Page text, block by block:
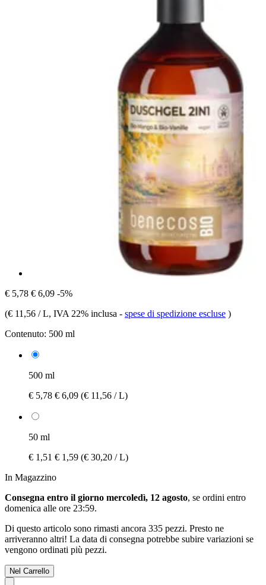
€ 5,78 € 6,09 -5%
(€ 11,56 / L, IVA 22% inclusa - spese di spedizione escluse )
Contenuto: 500 ml
500 ml
€ 5,78 € 6,09 (€ 11,56 / L)
50 ml
€ 1,51 € 1,59 (€ 30,20 / L)
In Magazzino
Consegna entro il giorno mercoledì, 12 agosto, se ordini entro
domenica alle ore 23:59.
Di questo articolo sono rimasti ancora 335 pezzi. Presto ne
arriveranno altri! La data di consegna potrebbe subire variazioni se
vengono ordinati più pezzi.
Nel Carrello